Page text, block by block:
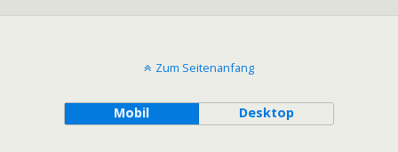
Zum Seitenanfang
Mobil Desktop